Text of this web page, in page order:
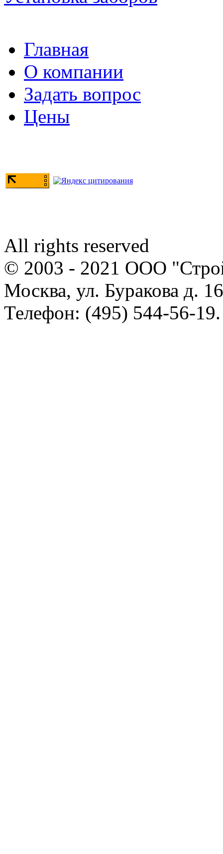
Главная
О компании
Задать вопрос
Цены
All rights reserved
© 2003 - 2021 ООО
Москва, ул. Буракова д.
Телефон: (495) 544-56-